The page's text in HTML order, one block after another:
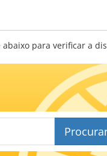
para verificar a